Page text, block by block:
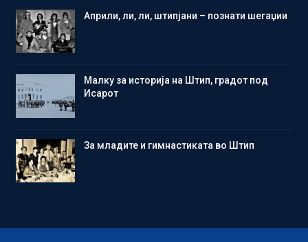
Aприли, ли, ли, штипјани – познати шегаџии
Малку за историја на Штип, градот под
Исарот
Зa младите и гимнастиката во Штип